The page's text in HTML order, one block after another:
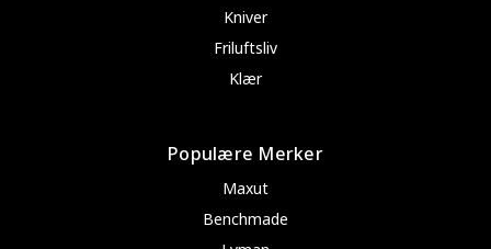
Kniver
Friluftsliv
Klær
Populære Merker
Maxut
Benchmade